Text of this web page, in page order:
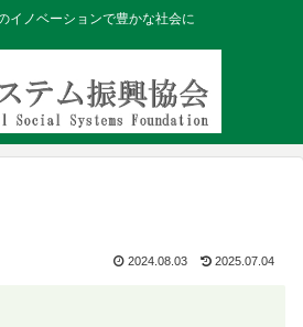
イノベーションで豊かな社会に
2024.08.03 2025.07.04